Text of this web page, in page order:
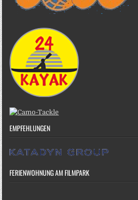
EMPFEHLUNGEN
FERIENWOHNUNG AM FILMPARK